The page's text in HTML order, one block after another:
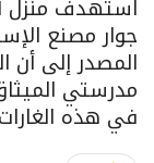
استهدف منزل
جوار مصنع
المصدر إلى أن
مدرستي
في هذه الغارات